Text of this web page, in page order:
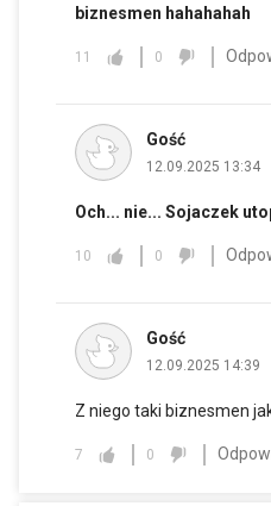
biznesmen hahahahah
11 0
Gość
12.09.2025 13:34
Och... nie... Sojaczek
10 0
Gość
12.09.2025 14:39
Z niego taki biznesmen
7 0